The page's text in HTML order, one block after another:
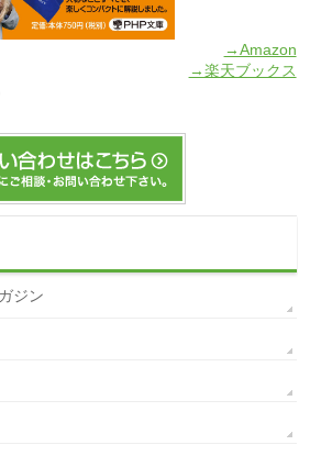
→Amazon
→楽天ブックス
ジン